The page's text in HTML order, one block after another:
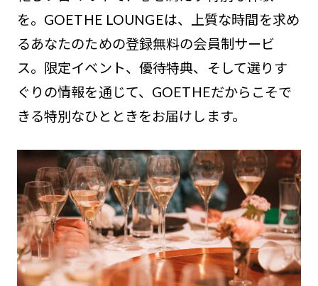
を。GOETHE LOUNGEは、上質な時間を求め
るあなたのための登録無料の会員制サービ
ス。限定イベント、優待特典、そして選りす
ぐりの情報を通じて、GOETHEだからこそで
きる特別なひとときをお届けします。